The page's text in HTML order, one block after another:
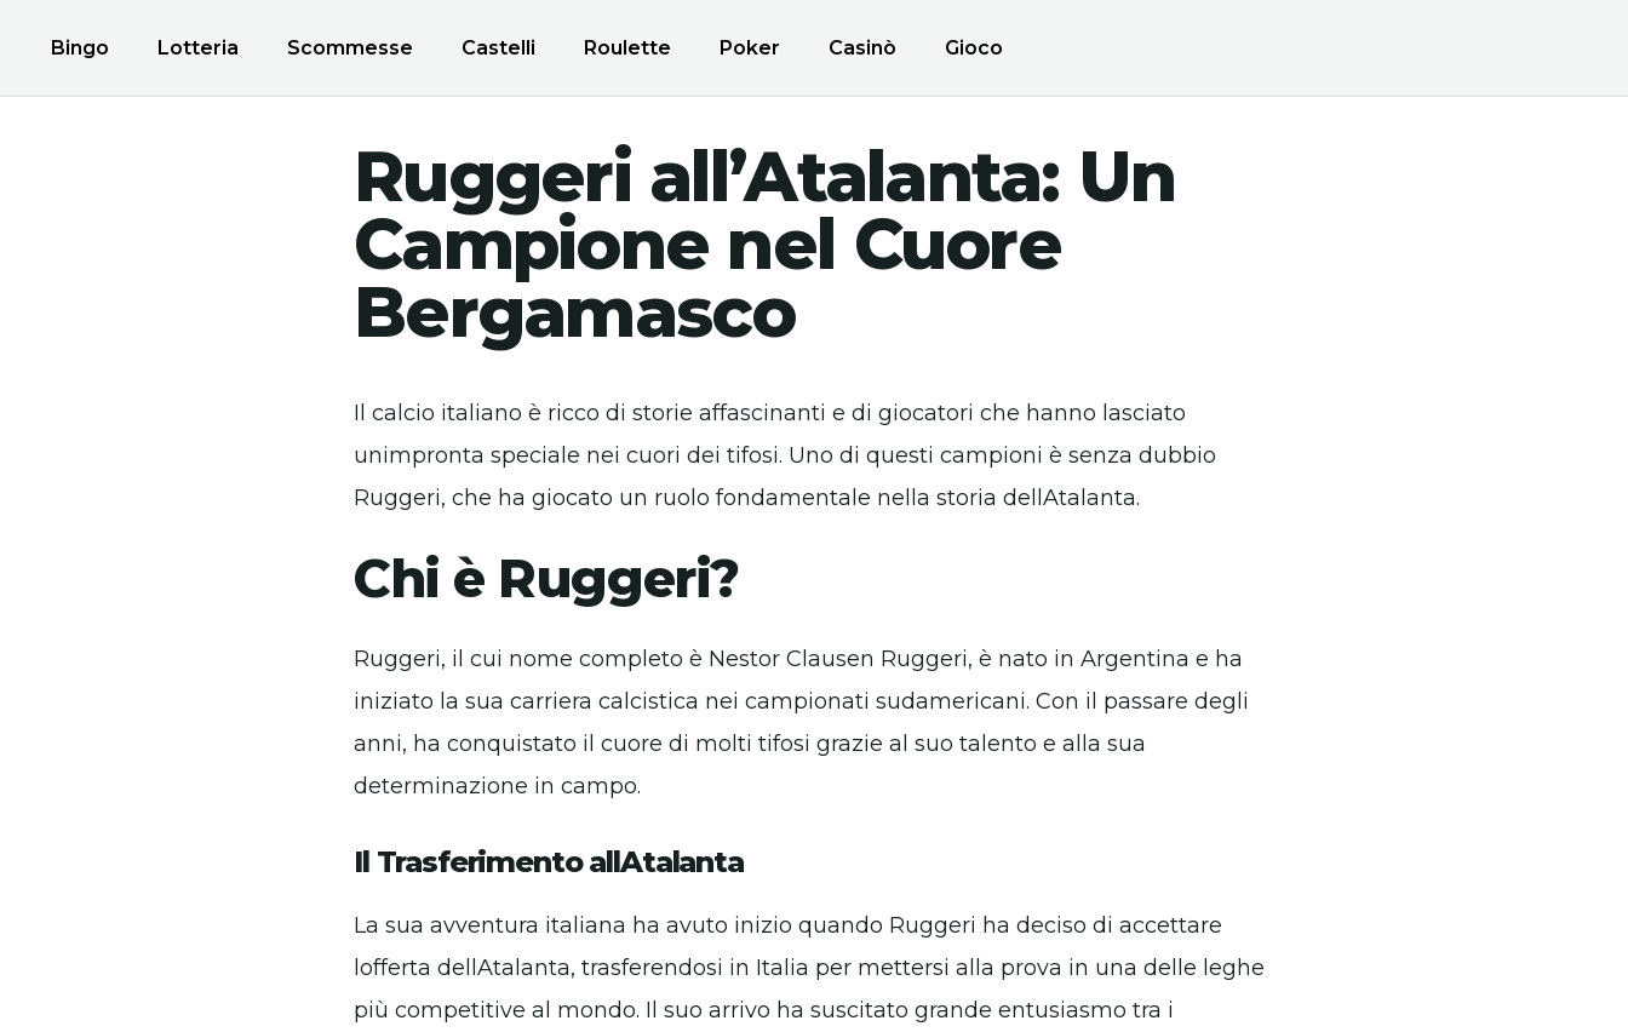
Bingo Lotteria Scommesse Castelli Roulette Poker Casinò Gioco
Ruggeri all’Atalanta: Un
Campione nel Cuore
Bergamasco
Il calcio italiano è ricco di storie affascinanti e di giocatori che hanno lasciato
unimpronta speciale nei cuori dei tifosi. Uno di questi campioni è senza dubbio
Ruggeri, che ha giocato un ruolo fondamentale nella storia dellAtalanta.
Chi è Ruggeri?
Ruggeri, il cui nome completo è Nestor Clausen Ruggeri, è nato in Argentina e ha
iniziato la sua carriera calcistica nei campionati sudamericani. Con il passare degli
anni, ha conquistato il cuore di molti tifosi grazie al suo talento e alla sua
determinazione in campo.
Il Trasferimento allAtalanta
La sua avventura italiana ha avuto inizio quando Ruggeri ha deciso di accettare
lofferta dellAtalanta, trasferendosi in Italia per mettersi alla prova in una delle leghe
più competitive al mondo. Il suo arrivo ha suscitato grande entusiasmo tra i